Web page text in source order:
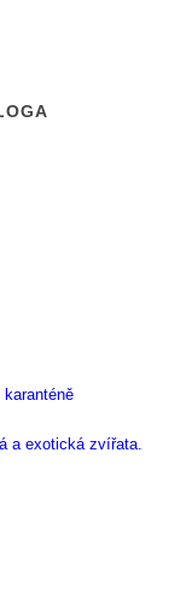
a exotická zvířata.